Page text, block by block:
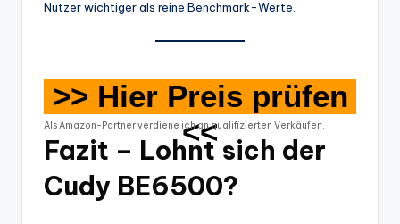
Nutzer wichtiger als reine Benchmark-Werte.
>> Hier Preis prüfen
<<
Als Amazon-Partner verdiene ich an qualifizierten Verkäufen.
Fazit – Lohnt sich der
Cudy BE6500?